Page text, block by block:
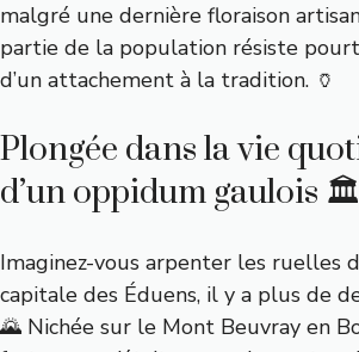
malgré une dernière floraison
partie de la population résiste
d’un attachement à la tradition. 🏺
Plongée dans la vie
d’un oppidum gaulois 🏛️
Imaginez-vous arpenter les ruelles
capitale des Éduens, il y a plus de
🌄 Nichée sur le Mont Beuvray en